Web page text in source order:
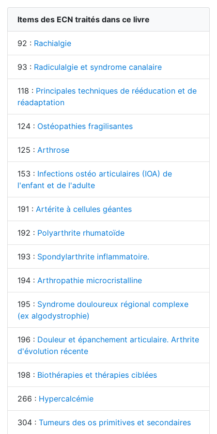
Items des ECN traités dans ce livre
92 : Rachialgie
93 : Radiculalgie et syndrome canalaire
118 : Principales techniques de rééducation et de
réadaptation
124 : Ostéopathies fragilisantes
125 : Arthrose
153 : Infections ostéo articulaires (IOA) de
l'enfant et de l'adulte
191 : Artérite à cellules géantes
192 : Polyarthrite rhumatoïde
193 : Spondylarthrite inflammatoire.
194 : Arthropathie microcristalline
195 : Syndrome douloureux régional complexe
(ex algodystrophie)
196 : Douleur et épanchement articulaire. Arthrite
d'évolution récente
198 : Biothérapies et thérapies ciblées
266 : Hypercalcémie
304 : Tumeurs des os primitives et secondaires